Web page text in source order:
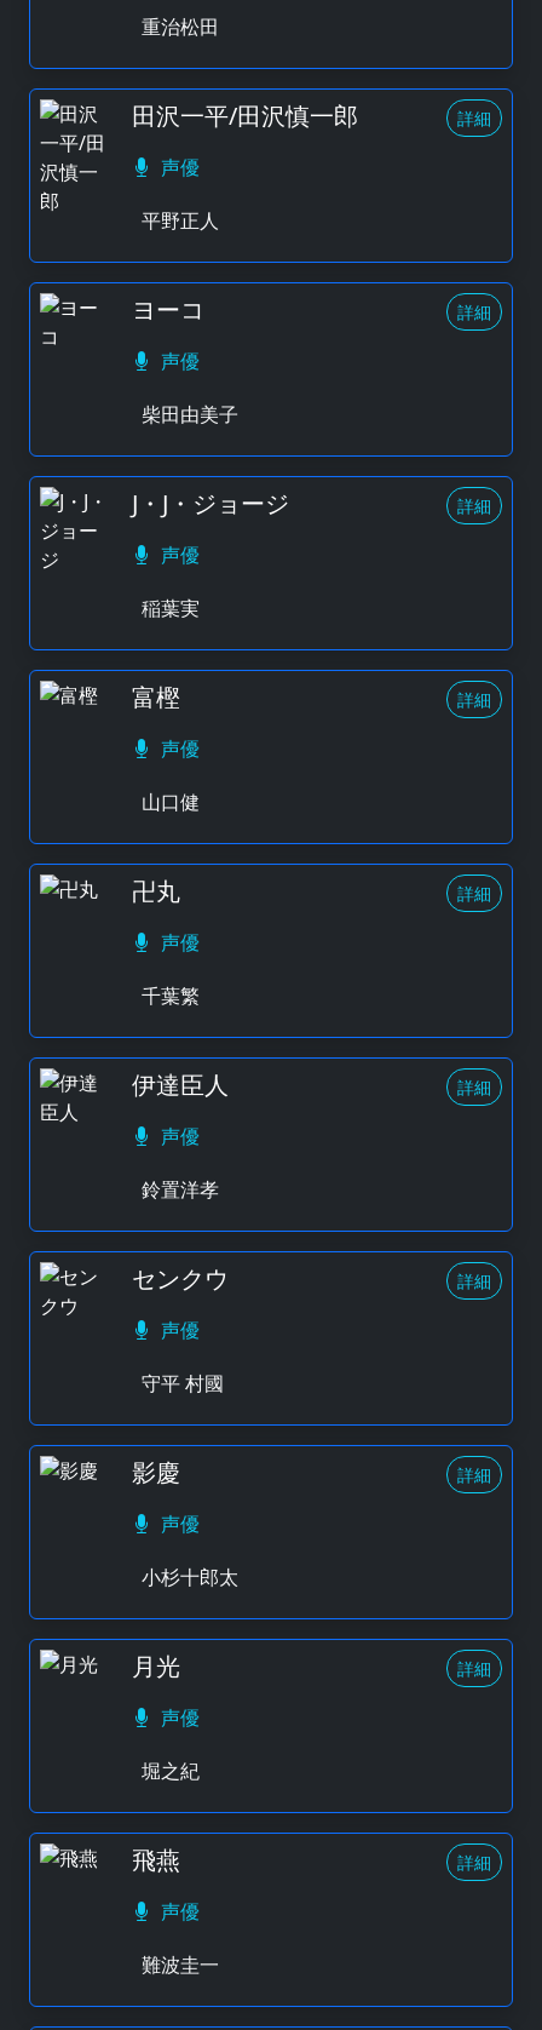
重治松田
田沢一平/田沢慎一郎 詳細
声優
平野正人
ヨーコ 詳細
声優
柴田由美子
J・J・ジョージ 詳細
声優
稲葉実
富樫 詳細
声優
山口健
卍丸 詳細
声優
千葉繁
伊達臣人 詳細
声優
鈴置洋孝
センクウ 詳細
声優
守平 村國
影慶 詳細
声優
小杉十郎太
月光 詳細
声優
堀之紀
飛燕 詳細
声優
難波圭一